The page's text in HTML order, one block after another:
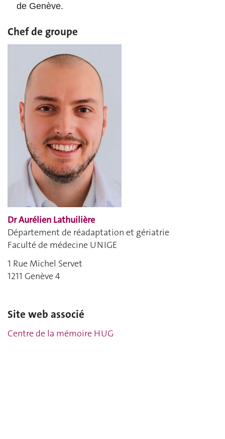
de Genève.
Chef de groupe
Dr Aurélien Lathuilière
Département de réadaptation et gériatrie
Faculté de médecine UNIGE
1 Rue Michel Servet
1211 Genève 4
Site web associé
Centre de la mémoire HUG